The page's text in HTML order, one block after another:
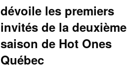
dévoile les premiers
invités de la deuxième
saison de Hot Ones
Québec